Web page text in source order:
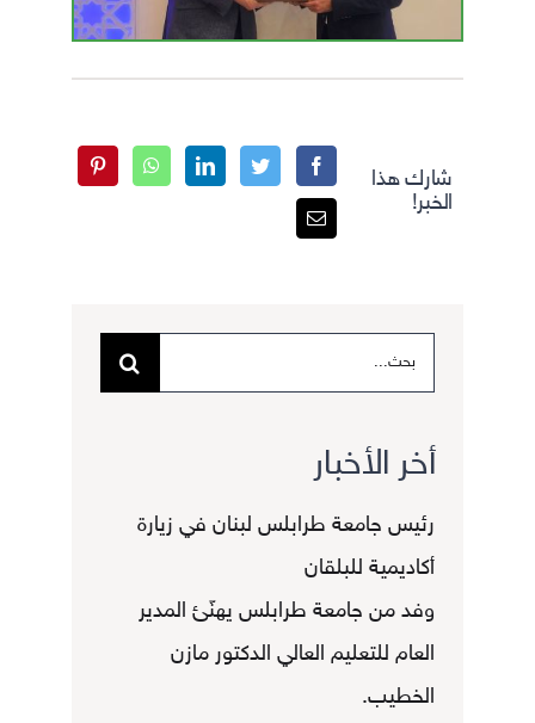
شارك هذا
الخبر!
البحث
عن:
أخر الأخبار
رئيس جامعة طرابلس لبنان في زيارة
أكاديمية للبلقان
وفد من جامعة طرابلس يهنّئ المدير
العام للتعليم العالي الدكتور مازن
الخطيب.